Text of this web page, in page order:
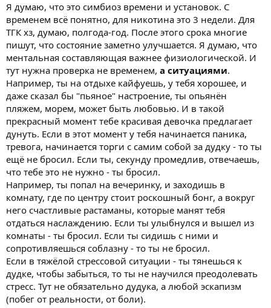
Я думаю, что это симбиоз времени и установок. С
временем всё понятно, для никотина это 3 недели. Для
ТГК хз, думаю, полгода-год. После этого срока многие
пишут, что состояние заметно улучшается. Я думаю, что
ментальная составляющая важнее физиологической. И
тут нужна проверка не временем, а ситуациями.
Например, ты на отдыхе кайфуешь, у тебя хорошее, и
даже сказал бы "пьяное" настроение, ты опьянён
пляжем, морем, может быть любовью. И в такой
прекрасный момент тебе красивая девочка предлагает
дунуть. Если в этот момент у тебя начинается паника,
тревога, начинается торги с самим собой за дудку - то ты
ещё не бросил. Если ты, секунду промедлив, отвечаешь,
что тебе это не нужно - ты бросил.
Например, ты попал на вечеринку, и заходишь в
комнату, где по центру стоит роскошный бонг, а вокруг
него счастливые растаманы, которые манят тебя
отдаться наслаждению. Если ты улыбнулся и вышел из
комнаты - ты бросил. Если ты сидишь с ними и
сопротивляешься соблазну - то ты не бросил.
Если в тяжёлой стрессовой ситуации - ты тянешься к
дудке, чтобы забыться, то ты не научился преодолевать
стресс. Тут не обязательно дудука, а любой эскапизм
(побег от реальности, от боли).